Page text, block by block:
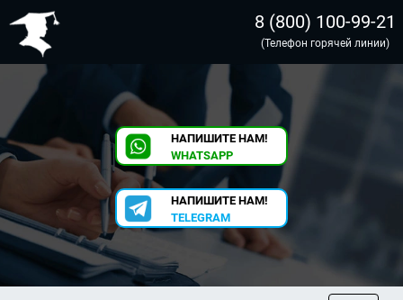
8 (800) 100-99-21
(Телефон горячей линии)
НАПИШИТЕ НАМ!
WHATSAPP
НАПИШИТЕ НАМ!
TELEGRAM